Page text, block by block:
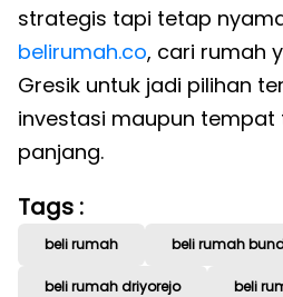
strategis tapi tetap
belirumah.co, cari rumah
Gresik untuk jadi pilihan
investasi maupun tempat
panjang.
Tags :
beli rumah beli rumah
beli rumah driyorejo beli